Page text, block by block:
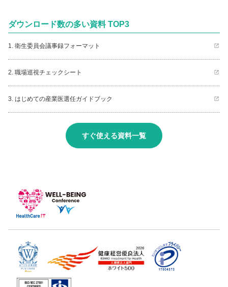
ダウンロード数の多い資料 TOP3
1. 衛生委員会議事録フォーマット
2. 職場巡視チェックシート
3. はじめての産業医選任ガイドブック
すぐ使える資料一覧